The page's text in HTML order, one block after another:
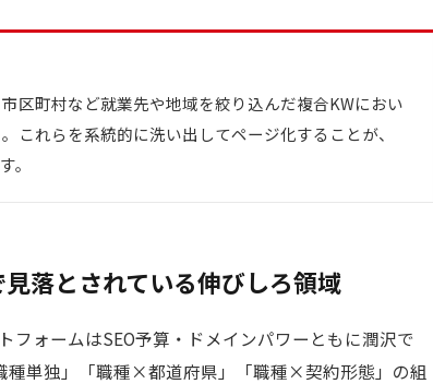
区町村など就業先や地域を絞り込んだ複合KWにおい
これらを系統的に洗い出してページ化することが、
。
落とされている伸びしろ領域
フォームはSEO予算・ドメインパワーともに潤沢で
種単独」「職種×都道府県」「職種×契約形態」の組